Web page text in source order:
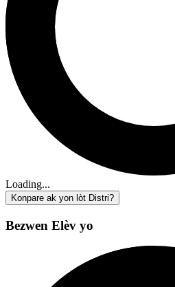
Loading...
Konpare ak yon lòt Distri?
Bezwen Elèv yo